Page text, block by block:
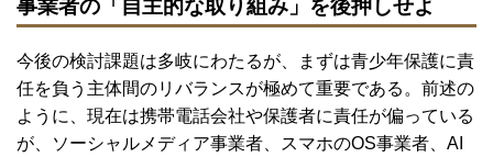
事業者の「自主的な取り組み」を後押しせよ
今後の検討課題は多岐にわたるが、まずは青少年保護に責
任を負う主体間のリバランスが極めて重要である。前述の
ように、現在は携帯電話会社や保護者に責任が偏っている
が、ソーシャルメディア事業者、スマホのOS事業者、AI